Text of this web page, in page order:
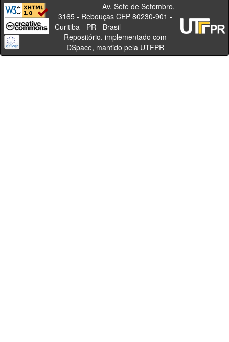
Av. Sete de Setembro,
3165 - Rebouças CEP 80230-901 -
Curitiba - PR - Brasil
Repositório, implementado com
DSpace, mantido pela UTFPR